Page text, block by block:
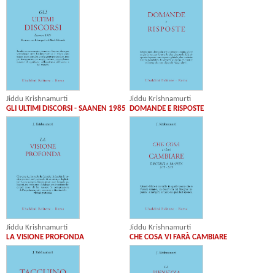
Jiddu Krishnamurti
GLI ULTIMI DISCORSI - SAANEN 1985
Jiddu Krishnamurti
DOMANDE E RISPOSTE
Jiddu Krishnamurti
LA VISIONE PROFONDA
Jiddu Krishnamurti
CHE COSA VI FARÀ CAMBIARE